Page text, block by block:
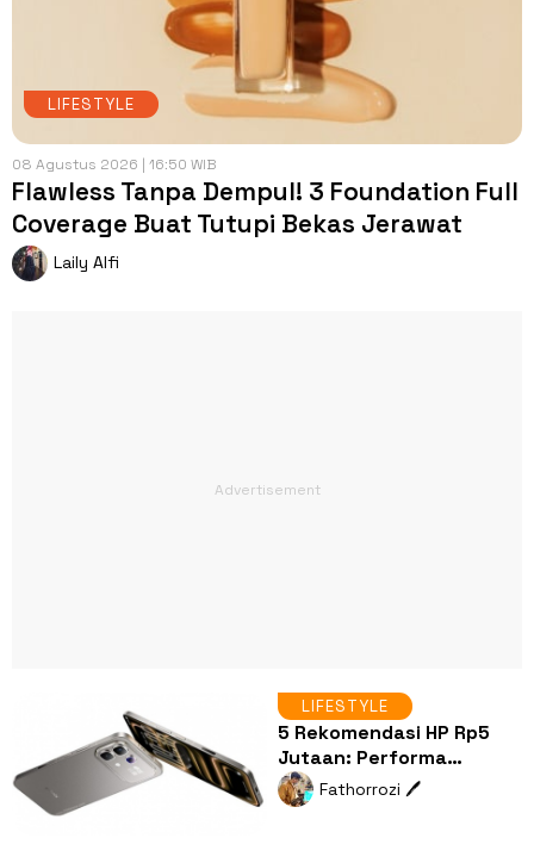
LIFESTYLE
08 Agustus 2026 | 16:50 WIB
Flawless Tanpa Dempul! 3 Foundation Full
Coverage Buat Tutupi Bekas Jerawat
Laily Alfi
LIFESTYLE
5 Rekomendasi HP Rp5
Jutaan: Performa
Ngebut, Kamera Jernih,
dan Memori Lega
Fathorrozi 🖊️